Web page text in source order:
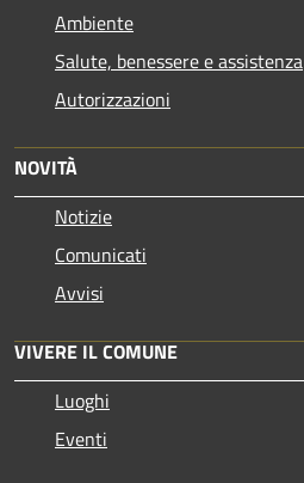
Ambiente
Salute, benessere e assistenza
Autorizzazioni
NOVITÀ
Notizie
Comunicati
Avvisi
VIVERE IL COMUNE
Luoghi
Eventi